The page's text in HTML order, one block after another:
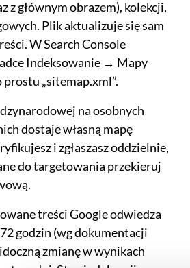
z głównym obrazem), kolekcji,
Plik aktualizuje się sam
W Search Console
Indeksowanie → Mapy
„sitemap.xml”.
na osobnych
dostaje własną mapę
i zgłaszasz oddzielnie,
do targetowania przekieruj
treści Google odwiedza
godzin (wg dokumentacji
zmianę w wynikach